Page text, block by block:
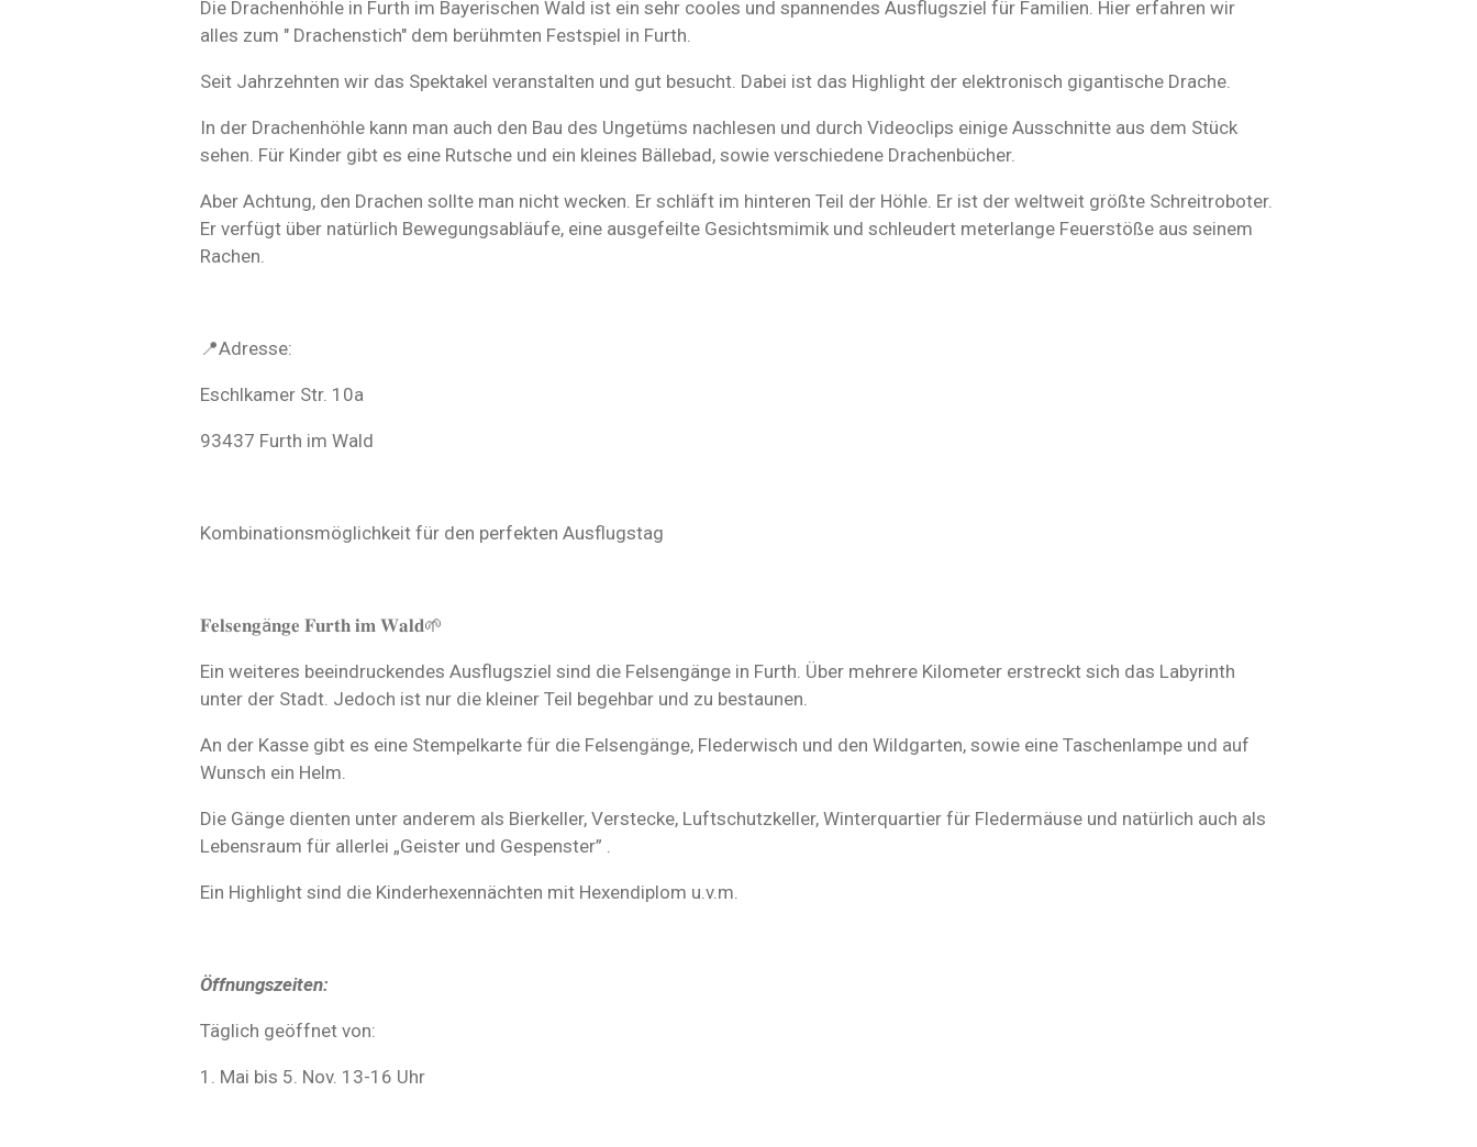
Die Drachenhöhle in Furth im Bayerischen Wald ist ein sehr cooles und spannendes Ausflugsziel für Familien. Hier erfahren wir
alles zum " Drachenstich" dem berühmten Festspiel in Furth.
Seit Jahrzehnten wir das Spektakel veranstalten und gut besucht. Dabei ist das Highlight der elektronisch gigantische Drache.
In der Drachenhöhle kann man auch den Bau des Ungetüms nachlesen und durch Videoclips einige Ausschnitte aus dem Stück
sehen. Für Kinder gibt es eine Rutsche und ein kleines Bällebad, sowie verschiedene Drachenbücher.
Aber Achtung, den Drachen sollte man nicht wecken. Er schläft im hinteren Teil der Höhle. Er ist der weltweit größte Schreitroboter.
Er verfügt über natürlich Bewegungsabläufe, eine ausgefeilte Gesichtsmimik und schleudert meterlange Feuerstöße aus seinem
Rachen.
📍Adresse:
Eschlkamer Str. 10a
93437 Furth im Wald
Kombinationsmöglichkeit für den perfekten Ausflugstag
𝐅𝐞𝐥𝐬𝐞𝐧𝐠ä𝐧𝐠𝐞 𝐅𝐮𝐫𝐭𝐡 𝐢𝐦 𝐖𝐚𝐥𝐝🌱
Ein weiteres beeindruckendes Ausflugsziel sind die Felsengänge in Furth. Über mehrere Kilometer erstreckt sich das Labyrinth
unter der Stadt. Jedoch ist nur die kleiner Teil begehbar und zu bestaunen.
An der Kasse gibt es eine Stempelkarte für die Felsengänge, Flederwisch und den Wildgarten, sowie eine Taschenlampe und auf
Wunsch ein Helm.
Die Gänge dienten unter anderem als Bierkeller, Verstecke, Luftschutzkeller, Winterquartier für Fledermäuse und natürlich auch als
Lebensraum für allerlei „Geister und Gespenster” .
Ein Highlight sind die Kinderhexennächten mit Hexendiplom u.v.m.
Öffnungszeiten:
Täglich geöffnet von:
1. Mai bis 5. Nov. 13-16 Uhr